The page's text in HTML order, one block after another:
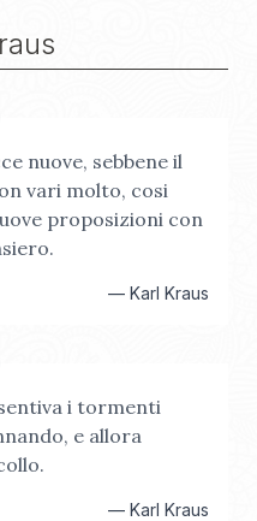
nuove, sebbene il
vari molto, cosi
proposizioni con
— Karl Kraus
i tormenti
e allora
— Karl Kraus